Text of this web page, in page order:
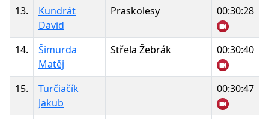
13.
Kundrát
David
Praskolesy 00:30:28
14.
Šimurda
Matěj
Střela Žebrák 00:30:40
15.
Turčiačík
Jakub
00:30:47